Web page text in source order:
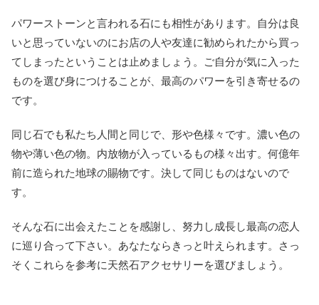
パワーストーンと言われる石にも相性があります。自分は良
いと思っていないのにお店の人や友達に勧められたから買っ
てしまったということは止めましょう。ご自分が気に入った
ものを選び身につけることが、最高のパワーを引き寄せるの
です。
同じ石でも私たち人間と同じで、形や色様々です。濃い色の
物や薄い色の物。内放物が入っているもの様々出す。何億年
前に造られた地球の賜物です。決して同じものはないので
す。
そんな石に出会えたことを感謝し、努力し成長し最高の恋人
に巡り合って下さい。あなたならきっと叶えられます。さっ
そくこれらを参考に天然石アクセサリーを選びましょう。